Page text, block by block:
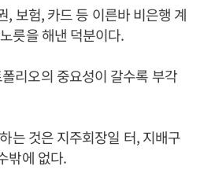
, 보험, 카드 등 이른바 비은행 계
릇을 해낸 덕분이다.
리오의 중요성이 갈수록 부각
는 것은 지주회장일 터, 지배구
밖에 없다.